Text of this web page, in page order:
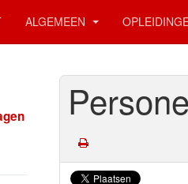
ALGEMEEN